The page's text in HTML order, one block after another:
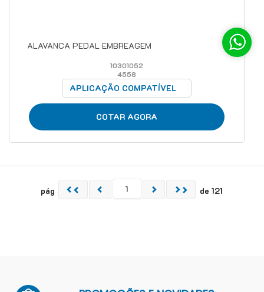
ALAVANCA PEDAL EMBREAGEM
10301052
4558
APLICAÇÃO COMPATÍVEL
COTAR AGORA
pág de 121